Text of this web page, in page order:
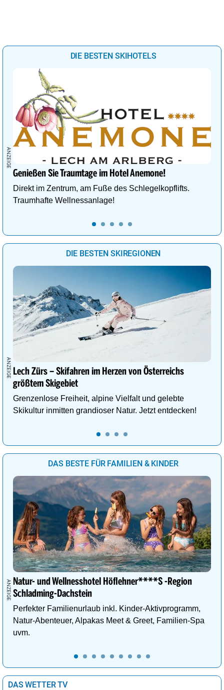
DIE BESTEN SKIHOTELS
Genießen Sie Traumtage im Hotel Anemone!
Direkt im Zentrum, am Fuße des Schlegelkopflifts.
Traumhafte Wellnessanlage!
DIE BESTEN SKIREGIONEN
Lech Zürs – Skifahren im Herzen von Österreichs
größtem Skigebiet
Grenzenlose Freiheit, alpine Vielfalt und gelebte
Skikultur inmitten grandioser Natur. Jetzt entdecken!
DAS BESTE FÜR FAMILIEN & KINDER
Natur- und Wellnesshotel Höflehner****S -Region
Schladming-Dachstein
Perfekter Familienurlaub inkl. Kinder-Aktivprogramm,
Natur-Abenteuer, Alpakas Meet & Greet, Familien-Spa
uvm.
DAS WETTER TV